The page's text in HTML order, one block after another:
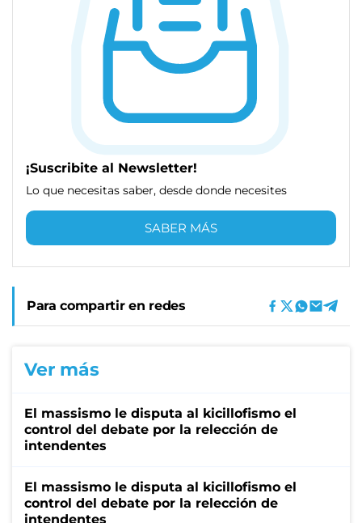
¡Suscribite al Newsletter!
Lo que necesitas saber, desde donde necesites
SABER MÁS
Para compartir en redes
Ver más
El massismo le disputa al kicillofismo el
control del debate por la relección de
intendentes
El massismo le disputa al kicillofismo el
control del debate por la relección de
intendentes